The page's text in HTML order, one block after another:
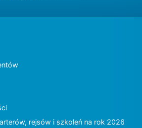
rejsów i szkoleń na rok 2026